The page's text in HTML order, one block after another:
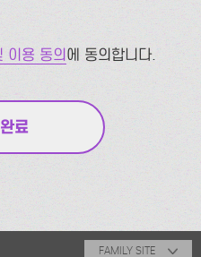
이용 동의에 동의합니다.
FAMILY SITE